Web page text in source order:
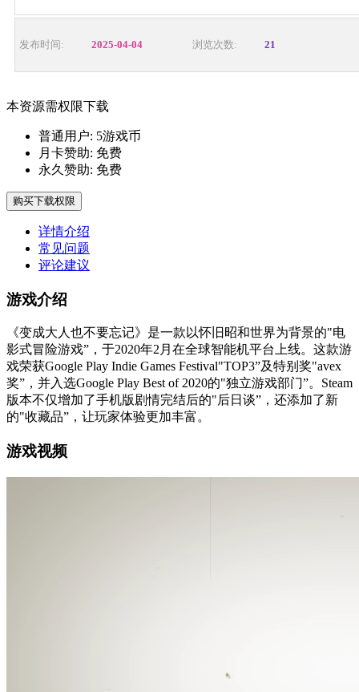
发布时间: 2025-04-04 浏览次数: 21
本资源需权限下载
普通用户: 5游戏币
月卡赞助: 免费
永久赞助: 免费
购买下载权限
详情介绍
常见问题
评论建议
游戏介绍
《变成大人也不要忘记》是一款以怀旧昭和世界为背景的"电
影式冒险游戏”，于2020年2月在全球智能机平台上线。这款游
戏荣获Google Play Indie Games Festival"TOP3”及特别奖"avex
奖”，并入选Google Play Best of 2020的"独立游戏部门”。Steam
版本不仅增加了手机版剧情完结后的"后日谈”，还添加了新
的"收藏品”，让玩家体验更加丰富。
游戏视频